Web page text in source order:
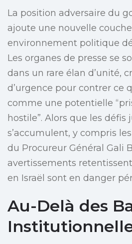
La position adversaire du
ajoute une nouvelle
environnement politique
Les organes de presse se
dans un rare élan d’unité,
d’urgence pour contrer ce
comme une potentielle
hostile”. Alors que les défis
s’accumulent, y compris
du Procureur Général Gali
avertissements
en Israël sont en danger
Au-Delà des